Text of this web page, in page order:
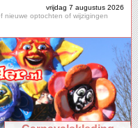
vrijdag 7 augustus 2026
nieuwe optochten of wijzigingen